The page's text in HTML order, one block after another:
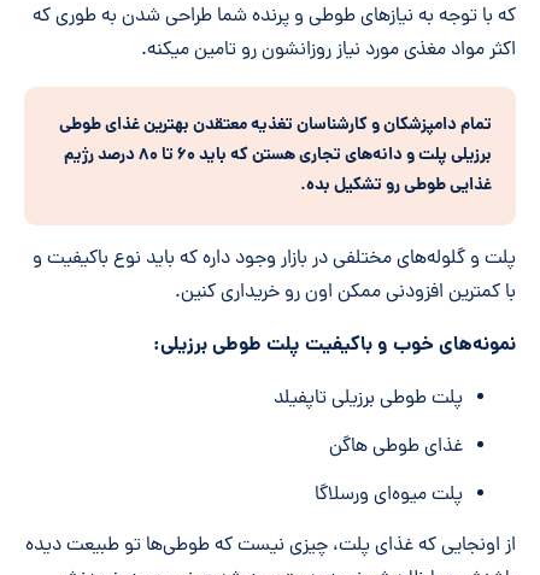
که با توجه به نیازهای طوطی و پرنده شما طراحی شدن به طوری که
اکثر مواد مغذی مورد نیاز روزانشون رو تامین میکنه.
تمام دامپزشکان و کارشناسان تغذیه معتقدن بهترین غذای طوطی
برزیلی پلت و دانه‌های تجاری هستن که باید ۶۰ تا ۸۰ درصد رژیم
غذایی طوطی رو تشکیل بده.
پلت و گلوله‌های مختلفی در بازار وجود داره که باید نوع باکیفیت و
با کمترین افزودنی ممکن اون رو خریداری کنین.
نمونه‌های خوب و باکیفیت پلت طوطی برزیلی:
پلت طوطی برزیلی تاپفیلد
غذای طوطی هاگن
پلت میوه‌ای ورسلاگا
از اونجایی که غذای پلت، چیزی نیست که طوطی‌ها تو طبیعت دیده